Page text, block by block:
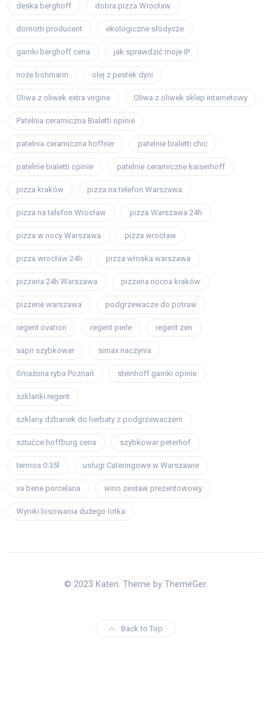
deska berghoff dobra pizza Wrocław
domotti producent ekologiczne słodycze
garnki berghoff cena jak sprawdzić moje IP
noże bohmann olej z pestek dyni
Oliwa z oliwek extra virgine Oliwa z oliwek sklep internetowy
Patelnia ceramiczna Bialetti opinie
patelnia ceramiczna hoffner patelnie bialetti chic
patelnie bialetti opinie patelnie ceramiczne kaiserhoff
pizza kraków pizza na telefon Warszawa
pizza na telefon Wrocław pizza Warszawa 24h
pizza w nocy Warszawa pizza wrocław
pizza wrocław 24h pizza włoska warszawa
pizzeria 24h Warszawa pizzeria nocna kraków
pizzerie warszawa podgrzewacze do potraw
regent ovation regent perle regent zen
sapir szybkowar simax naczynia
Smażona ryba Poznań steinhoff garnki opinie
szklanki regent
szklany dzbanek do herbaty z podgrzewaczem
sztućce hoffburg cena szybkowar peterhof
termos 0 35l usługi Cateringowe w Warszawie
va bene porcelana wino zestaw prezentowowy
Wyniki losowania dużego lotka
© 2023 Katen. Theme by ThemeGer.
Back to Top